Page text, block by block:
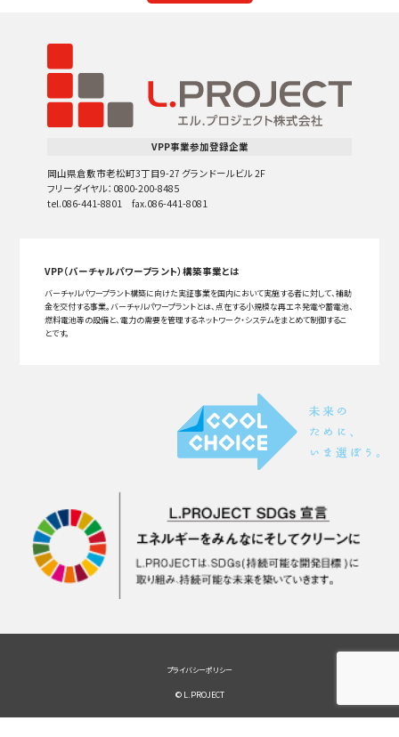
VPP事業参加登録企業
岡山県倉敷市老松町3丁目9-27 グランドールビル 2F
フリーダイヤル：0800-200-8485
tel.086-441-8801 fax.086-441-8081
VPP（バーチャルパワープラント）構築事業とは
バーチャルパワープラント構築に向けた実証事業を国内において実施する者に対して、補助
金を交付する事業。バーチャルパワープラントとは、点在する小規模な再エネ発電や蓄電池、
燃料電池等の設備と、電力の需要を管理するネットワーク・システムをまとめて制御するこ
とです。
プライバシーポリシー
© L.PROJECT